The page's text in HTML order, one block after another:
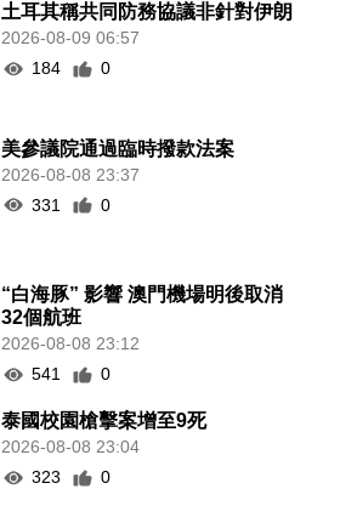
土耳其稱共同防務協議非針對伊朗
2026-08-09 06:57
184
0
美參議院通過臨時撥款法案
2026-08-08 23:37
331
0
“白海豚” 影響 澳門機場明後取消
32個航班
2026-08-08 23:12
541
0
泰國校園槍擊案增至9死
2026-08-08 23:04
323
0